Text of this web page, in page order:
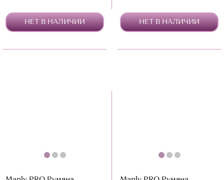
НЕТ В НАЛИЧИИ НЕТ В НАЛИЧИИ